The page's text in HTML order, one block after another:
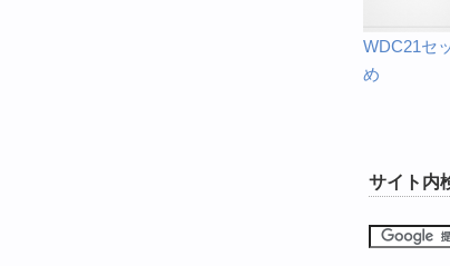
WDC21セ
め
サイト内